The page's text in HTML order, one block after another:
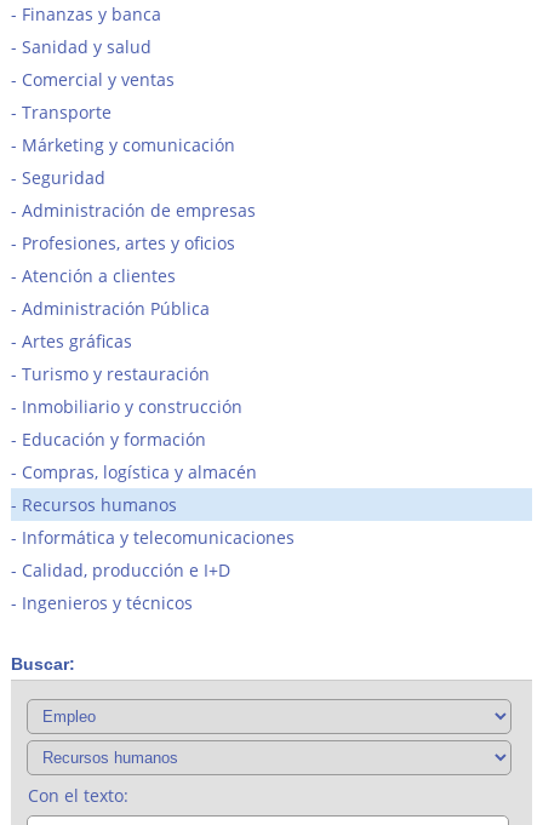
Finanzas y banca
Sanidad y salud
Comercial y ventas
Transporte
Márketing y comunicación
Seguridad
Administración de empresas
Profesiones, artes y oficios
Atención a clientes
Administración Pública
Artes gráficas
Turismo y restauración
Inmobiliario y construcción
Educación y formación
Compras, logística y almacén
Recursos humanos
Informática y telecomunicaciones
Calidad, producción e I+D
Ingenieros y técnicos
Buscar:
Con el texto: